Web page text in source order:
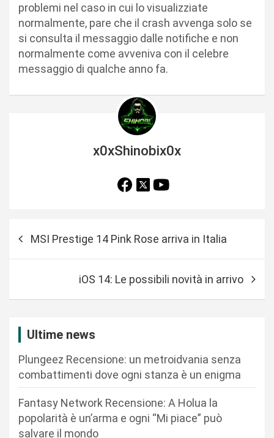
problemi nel caso in cui lo visualizziate
normalmente, pare che il crash avvenga solo se
si consulta il messaggio dalle notifiche e non
normalmente come avveniva con il celebre
messaggio di qualche anno fa.
x0xShinobix0x
MSI Prestige 14 Pink Rose arriva in Italia
iOS 14: Le possibili novità in arrivo
Ultime news
Plungeez Recensione: un metroidvania senza
combattimenti dove ogni stanza è un enigma
Fantasy Network Recensione: A Holua la
popolarità è un’arma e ogni “Mi piace” può
salvare il mondo